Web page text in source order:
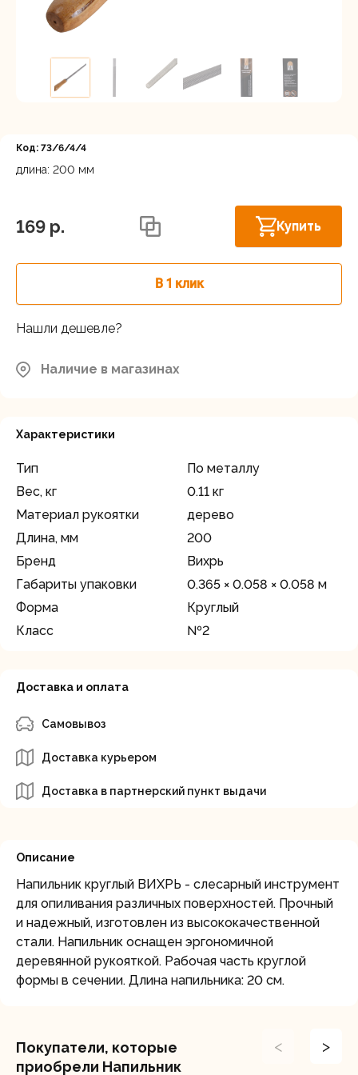
Код: 73/6/4/4
длина: 200 мм
169 p. Купить
В 1 клик
Нашли дешевле?
Наличие в магазинах
31-й км, 34/1
В наличии
г.Балашиха: шоссе Энтузиастов,
Западная коммунальная зона, вл. 4
район, д.Грибки, ул. Промышленная
Характеристики
Тип
По металлу
Вес, кг
0.11 кг
Материал рукоятки
дерево
Длина, мм
200
Бренд
Вихрь
Габариты упаковки
0.365 × 0.058 × 0.058 м
Форма
Круглый
Класс
№2
Доставка и оплата
Самовывоз
Доставка курьером
Доставка в партнерский пункт выдачи
Описание
Напильник круглый ВИХРЬ - слесарный инструмент
для опиливания различных поверхностей. Прочный
и надежный, изготовлен из высококачественной
стали. Напильник оснащен эргономичной
деревянной рукояткой. Рабочая часть круглой
формы в сечении. Длина напильника: 20 см.
Покупатели, которые
приобрели Напильник
< >
Регистрация